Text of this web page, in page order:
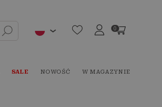
0
SALE NOWOŚĆ W MAGAZYNIE